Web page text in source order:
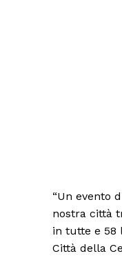
“Un evento
nostra città
in tutte e 58
Città della